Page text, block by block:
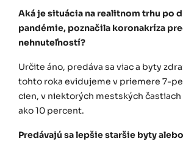
Aká je situácia na realitnom trhu po
pandémie, poznačila koronakríza
nehnuteľností?
Určite áno, predáva sa viac a byty
tohto roka evidujeme v priemere 7-
cien, v niektorých mestských častiach
ako 10 percent.
Predávajú sa lepšie staršie byty